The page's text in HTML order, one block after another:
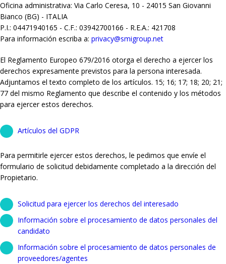
Oficina administrativa: Via Carlo Ceresa, 10 - 24015 San Giovanni
Bianco (BG) - ITALIA
P.I.: 04471940165 - C.F.: 03942700166 - R.E.A.: 421708
Para información escriba a: privacy@smigroup.net
El Reglamento Europeo 679/2016 otorga el derecho a ejercer los
derechos expresamente previstos para la persona interesada.
Adjuntamos el texto completo de los artículos. 15; 16; 17; 18; 20; 21;
77 del mismo Reglamento que describe el contenido y los métodos
para ejercer estos derechos.
Artículos del GDPR
Para permitirle ejercer estos derechos, le pedimos que envíe el
formulario de solicitud debidamente completado a la dirección del
Propietario.
Solicitud para ejercer los derechos del interesado
Información sobre el procesamiento de datos personales del
candidato
Información sobre el procesamiento de datos personales de
proveedores/agentes